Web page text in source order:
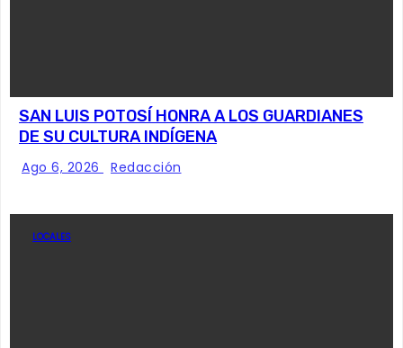
SAN LUIS POTOSÍ HONRA A LOS GUARDIANES
DE SU CULTURA INDÍGENA
Ago 6, 2026 Redacción
LOCALES